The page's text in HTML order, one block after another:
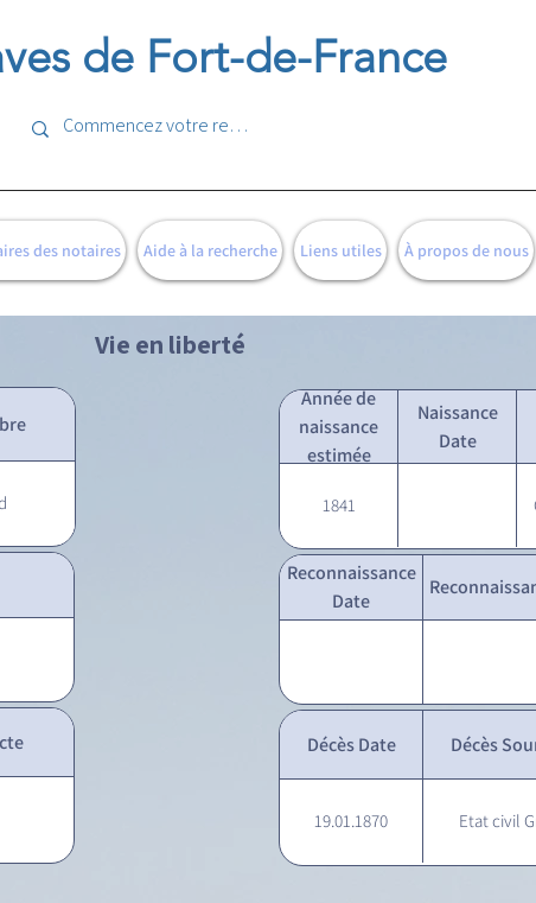
de Fort-de-France
des notaires Aide à la recherche Liens utiles À propos de nous
Vie en liberté
Année de
naissance
estimée
Naissance
Date
1841
Reconnaissance
Date
Décès Date Décès
19.01.1870 Etat civil